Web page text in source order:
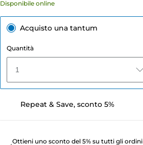
Disponibile online
Acquisto una tantum
Quantità
1
Repeat & Save, sconto 5%
Ottieni uno sconto del 5% su tutti gli